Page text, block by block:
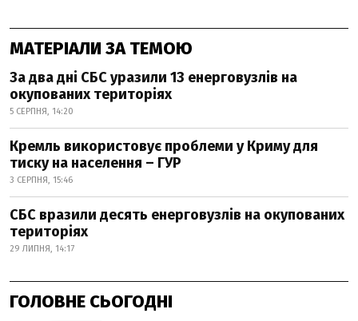
МАТЕРІАЛИ ЗА ТЕМОЮ
За два дні СБС уразили 13 енерговузлів на
окупованих територіях
5 СЕРПНЯ, 14:20
Кремль використовує проблеми у Криму для
тиску на населення – ГУР
3 СЕРПНЯ, 15:46
СБС вразили десять енерговузлів на окупованих
територіях
29 ЛИПНЯ, 14:17
ГОЛОВНЕ СЬОГОДНІ